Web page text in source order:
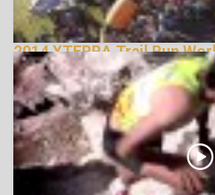
2014 XTERRA Trail Run
147738 Nézetek